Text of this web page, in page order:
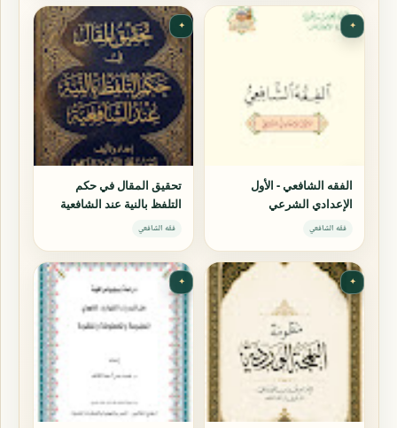
✦
الفقه الشافعي - الأول
الإعدادي الشرعي
فقه الشافعي
✦
تحقيق المقال في حكم
التلفظ بالنية عند الشافعية
فقه الشافعي
✦
✦